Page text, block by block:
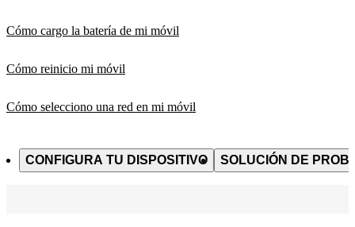
Cómo cargo la batería de mi móvil
Cómo reinicio mi móvil
Cómo selecciono una red en mi móvil
CONFIGURA TU DISPOSITIVO SOLUCIÓN DE